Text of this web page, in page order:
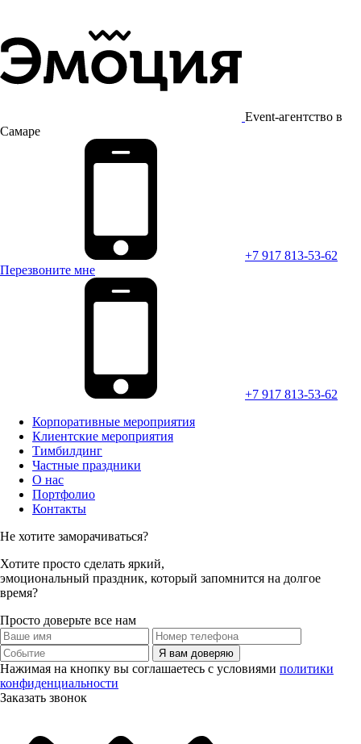
Event-агентство в
Самаре
+7 917 813-53-62
Перезвоните мне
+7 917 813-53-62
Корпоративные мероприятия
Клиентские мероприятия
Тимбилдинг
Частные праздники
О нас
Портфолио
Контакты
Не хотите заморачиваться?
Хотите просто сделать яркий,
эмоциональный праздник, который запомнится на долгое
время?
Просто доверьте все нам
Я вам доверяю
Нажимая на кнопку вы соглашаетесь с условиями политики
конфиденциальности
Заказать звонок